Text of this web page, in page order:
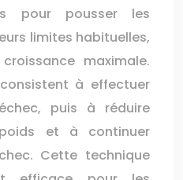
pour pousser les
limites habituelles,
maximale.
à effectuer
puis à réduire
et à continuer
Cette technique